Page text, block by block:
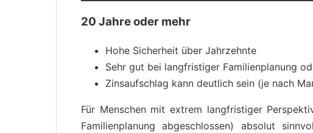
20 Jahre oder mehr
Hohe Sicherheit über Jahrzehnte
Sehr gut bei langfristiger Familienplanung
Zinsaufschlag kann deutlich sein (je nach
Für Menschen mit extrem langfristiger
Familienplanung abgeschlossen) absolut